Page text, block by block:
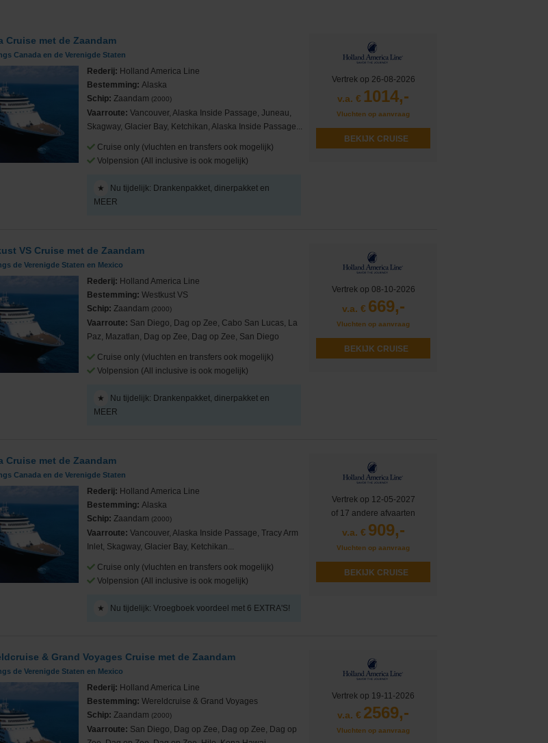
IJsland
Cruise met de Zaandam
Canada en de Verenigde Staten
Rederij: Holland America Line
Bestemming:Alaska
Schip:Zaandam (2000)
Vaarroute:Vancouver, Alaska Inside Passage, Juneau,
Skagway, Glacier Bay, Ketchikan, Alaska Inside Passage...
Cruise only (vluchten en transfers ook mogelijk)
Volpension (All inclusive is ook mogelijk)
★
Nu tijdelijk: Drankenpakket, dinerpakket en
MEER
Vertrek op 26-08-2026
v.a. € 1014,-
Vluchten op aanvraag
BEKIJK CRUISE
VS Cruise met de Zaandam
de Verenigde Staten en Mexico
Rederij: Holland America Line
Bestemming:Westkust VS
Schip:Zaandam (2000)
Vaarroute: San Diego, Dag op Zee, Cabo San Lucas, La
Paz, Mazatlan, Dag op Zee, Dag op Zee, San Diego
Cruise only (vluchten en transfers ook mogelijk)
Volpension (All inclusive is ook mogelijk)
★
Nu tijdelijk: Drankenpakket, dinerpakket en
MEER
Vertrek op 08-10-2026
v.a. € 669,-
Vluchten op aanvraag
BEKIJK CRUISE
Cruise met de Zaandam
Canada en de Verenigde Staten
Rederij: Holland America Line
Bestemming:Alaska
Schip:Zaandam (2000)
Vaarroute:Vancouver, Alaska Inside Passage, Tracy Arm
Inlet, Skagway, Glacier Bay, Ketchikan...
Cruise only (vluchten en transfers ook mogelijk)
Volpension (All inclusive is ook mogelijk)
★ Nu tijdelijk: Vroegboek voordeel met 6 EXTRA'S!
Vertrek op 12-05-2027
of 17 andere afvaarten
v.a. € 909,-
Vluchten op aanvraag
BEKIJK CRUISE
& Grand Voyages Cruise met de Zaandam
de Verenigde Staten en Mexico
Rederij: Holland America Line
Bestemming:Wereldcruise & Grand Voyages
Schip:Zaandam (2000)
Vaarroute: San Diego, Dag op Zee, Dag op Zee, Dag op
Vertrek op 19-11-2026
v.a. € 2569,-
Vluchten op aanvraag